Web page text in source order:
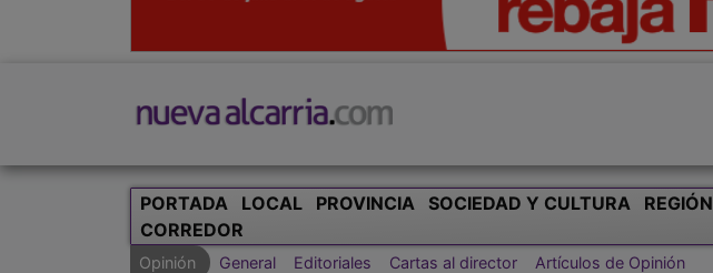
PORTADA LOCAL PROVINCIA SOCIEDAD Y CULTURA REGIÓN
CORREDOR
Opinión General Editoriales Cartas al director Artículos de Opinión